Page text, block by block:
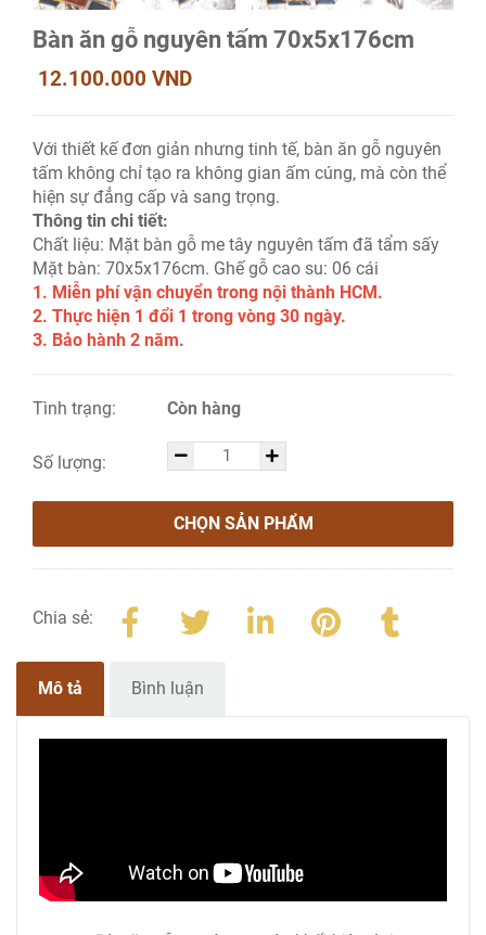
Bàn ăn gỗ nguyên tấm 70x5x176cm
12.100.000 VND
Với thiết kế đơn giản nhưng tinh tế, bàn ăn gỗ nguyên
tấm không chỉ tạo ra không gian ấm cúng, mà còn thể
hiện sự đẳng cấp và sang trọng.
Thông tin chi tiết:
Chất liệu: Mặt bàn gỗ me tây nguyên tấm đã tẩm sấy
Mặt bàn: 70x5x176cm. Ghế gỗ cao su: 06 cái
1. Miễn phí vận chuyển trong nội thành HCM.
2. Thực hiện 1 đổi 1 trong vòng 30 ngày.
3. Bảo hành 2 năm.
Tình trạng: Còn hàng
Số lượng:
CHỌN SẢN PHẨM
Chia sẻ:
Mô tả Bình luận